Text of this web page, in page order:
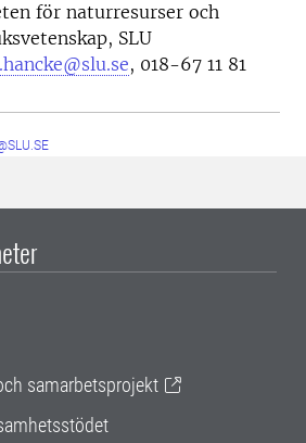
för naturresurser och
SLU
, 018-67 11 81
samarbetsprojekt